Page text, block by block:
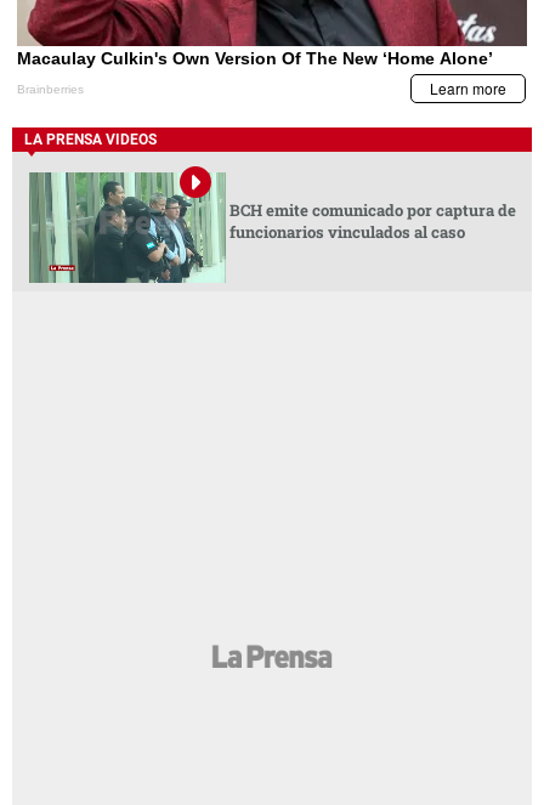
LA PRENSA VIDEOS
BCH emite comunicado por captura de
funcionarios vinculados al caso